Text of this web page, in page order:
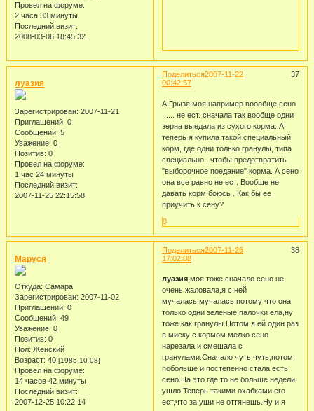
Провел на форуме:
2 часа 33 минуты
Последний визит:
2008-03-06 18:45:32
Поделиться 37
2007-11-22
00:42:57
луазия
Зарегистрирован: 2007-11-21
Приглашений: 0
Сообщений: 5
Уважение: 0
Позитив: 0
Провел на форуме:
1 час 24 минуты
Последний визит:
2007-11-25 22:15:58
А Грызя моя например воообще сено
...... не ест. сначала так вообще одни
зерна выедала из сухого корма. А
теперь я купила такой специальный
корм, где одни только гранулы, типа
специально , чтобы предотвратить
"выборочное поедание" корма. А сено
она все равно не ест. Вообще не
давать корм боюсь . Как бы ее
приучить к сену?
0
Поделиться 38
2007-11-26
17:02:08
Маруся
Откуда: Самара
Зарегистрирован: 2007-11-02
Приглашений: 0
Сообщений: 49
Уважение: 0
Позитив: 0
Пол: Женский
Возраст: 40 [1985-10-08]
Провел на форуме:
14 часов 42 минуты
Последний визит:
2007-12-25 10:22:14
луазия,моя тоже сначало сено не
очень жаловала,я с ней
мучалась,мучалась,потому что она
только одни зеленые палочки ела,ну
тоже как гранулы.Потом я ей один раз
в миску с кормом мелко сено
нарезала и смешала с
гранулами.Сначало чуть чуть,потом
побольше и постепенно стала есть
сено.На это где то не больше недели
ушло.Теперь такими охабками его
ест,что за уши не оттянешь.Ну и я